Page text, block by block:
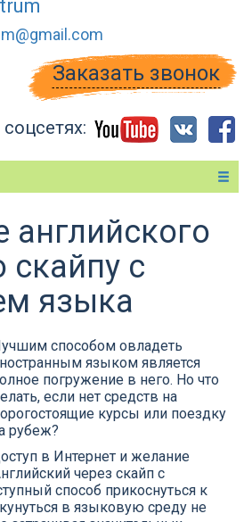
Заказать звонок
английского
скайпу с
языка
способом овладеть
языком является
погружение в него. Но что
если нет средств на
курсы или поездку
рубеж?
в Интернет и желание
через скайп с
способ прикоснуться к
в языковую среду не